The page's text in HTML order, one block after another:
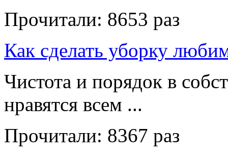
Прочитали: 8653 раз
Как сделать уборку
Чистота и порядок в
нравятся всем ...
Прочитали: 8367 раз